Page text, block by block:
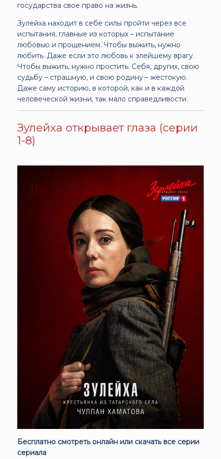
государства свое право на жизнь.
Зулейха находит в себе силы пройти через все
испытания, главные из которых – испытание
любовью и прощением. Чтобы выжить, нужно
любить. Даже если это любовь к злейшему врагу.
Чтобы выжить, нужно простить. Себя, других, свою
судьбу – страшную, и свою родину – жестокую.
Даже саму историю, в которой, как и в каждой
человеческой жизни, так мало справедливости.
Зулейха открывает глаза (серии
1-8)
Бесплатно смотреть онлайн или скачать все серии
сериала